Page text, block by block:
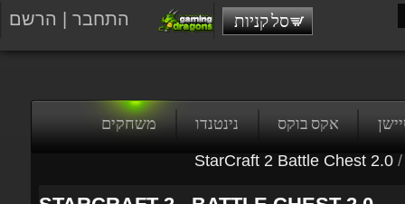
התחבר הרשם סל קניות
אקס בוקס נינטנדו משחקים
/
StarCraft 2 Battle Chest 2.0